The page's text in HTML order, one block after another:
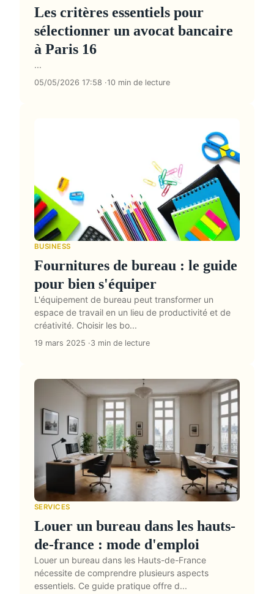
Les critères essentiels pour
sélectionner un avocat bancaire
à Paris 16
...
05/05/2026 17:58 10 min de lecture
BUSINESS
Fournitures de bureau : le guide
pour bien s'équiper
L'équipement de bureau peut transformer un
espace de travail en un lieu de productivité et de
créativité. Choisir les bo...
19 mars 2025 3 min de lecture
SERVICES
Louer un bureau dans les hauts-
de-france : mode d'emploi
Louer un bureau dans les Hauts-de-France
nécessite de comprendre plusieurs aspects
essentiels. Ce guide pratique offre d...